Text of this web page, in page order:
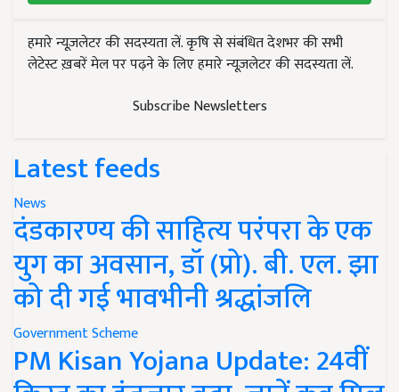
हमारे न्यूज़लेटर की सदस्यता लें. कृषि से संबंधित देशभर की सभी
लेटेस्ट ख़बरें मेल पर पढ़ने के लिए हमारे न्यूज़लेटर की सदस्यता लें.
Subscribe Newsletters
Latest feeds
News
दंडकारण्य की साहित्य परंपरा के एक
युग का अवसान, डॉ (प्रो). बी. एल. झा
को दी गई भावभीनी श्रद्धांजलि
Government Scheme
PM Kisan Yojana Update: 24वीं